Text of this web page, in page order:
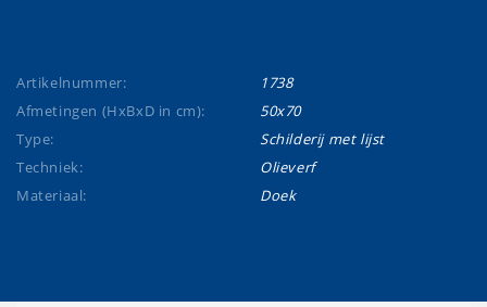
Artikelnummer:
1738
Afmetingen (HxBxD in cm):
50x70
Type:
Schilderij met lijst
Techniek:
Olieverf
Materiaal:
Doek